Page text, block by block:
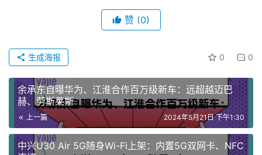
赞 (0)
0 0
生成海报
余承东自曝华为、江淮合作百万级新车：远超越迈巴
赫、劳斯莱斯
上一篇 2024年5月21日 下午1:30
中兴U30 Air 5G随身Wi-Fi上架：内置5G双网卡、NFC